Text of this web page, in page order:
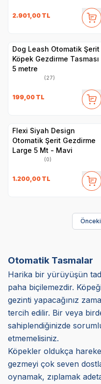
2.901,00 TL
Dog Leash Otomatik Şerit
Köpek Gezdirme Tasması
5 metre
(27)
199,00 TL
Flexi Siyah Design
Otomatik Şerit Gezdirme
Large 5 Mt - Mavi
(0)
1.200,00 TL
Önceki
Otomatik Tasmalar
Harika bir yürüyüşün
paha biçilemezdir.
gezinti yapacağınız
tercih edilir. Bir veya
sahiplendiğinizde
etmemelisiniz.
Köpekler oldukça
gezmeyi çok seven
oynamak, zıplamak